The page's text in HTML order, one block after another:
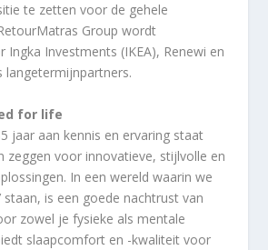
te zetten voor de gehele
Group wordt
Ingka Investments (IKEA), Renewi en
langetermijnpartners.
for life
jaar aan kennis en ervaring staat
zeggen voor innovatieve, stijlvolle en
In een wereld waarin we
staan, is een goede nachtrust van
zowel je fysieke als mentale
slaapcomfort en -kwaliteit voor